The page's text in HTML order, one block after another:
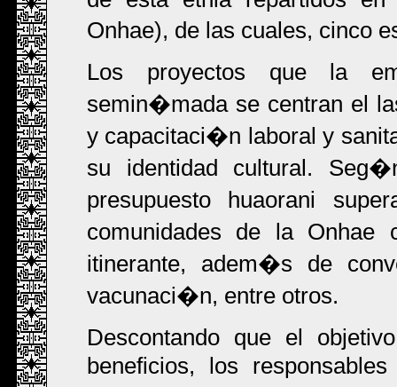
Onhae), de las cuales, cinco
Los proyectos que la
semin�mada se centran el
y capacitaci�n laboral y
su identidad cultural.
presupuesto huaorani
comunidades de la
itinerante, adem�s de
vacunaci�n, entre otros.
Descontando que el
beneficios, los